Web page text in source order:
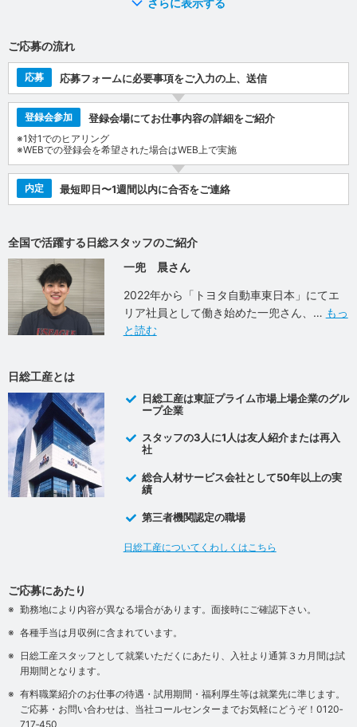
ご応募の流れ
応募 応募フォームに必要事項をご入力の上、送信
登録会参加 登録会場にてお仕事内容の詳細をご紹介
※1対1でのヒアリング
※WEBでの登録会を希望された場合はWEB上で実施
内定 最短即日〜1週間以内に合否をご連絡
全国で活躍する日総スタッフのご紹介
一兜 晨さん
2022年から「トヨタ自動車東日本」にてエ
リア社員として働き始めた一兜さん、
もっ
と読む
日総工産とは
日総工産は東証プライム市場上場企業のグル
ープ企業
スタッフの3人に1人は友人紹介または再入
社
総合人材サービス会社として50年以上の実
績
第三者機関認定の職場
日総工産についてくわしくはこちら
ご応募にあたり
勤務地により内容が異なる場合があります。面接時にご確認下さい。
各種手当は月収例に含まれています。
日総工産スタッフとして就業いただくにあたり、入社より通算３カ月間は試
用期間となります。
有料職業紹介のお仕事の待遇・試用期間・福利厚生等は就業先に準じます。
ご応募・お問い合わせは、当社コールセンターまでお気軽にどうぞ！0120‐
717‐450